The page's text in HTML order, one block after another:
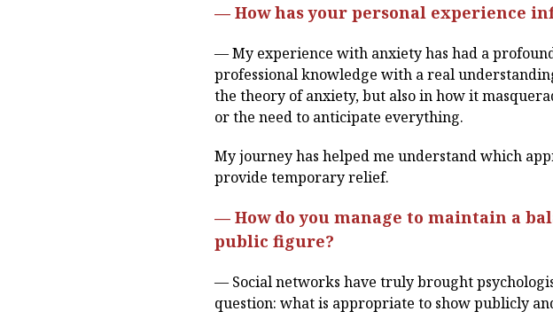
— How has your personal experience
— My experience with anxiety has had a
professional knowledge with a real
the theory of anxiety, but also in how it
or the need to anticipate everything.
My journey has helped me understand which
provide temporary relief.
— How do you manage to maintain a
public figure?
— Social networks have truly brought
question: what is appropriate to show publicly